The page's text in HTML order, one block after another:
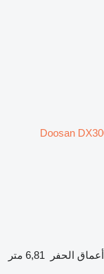
أعماق الحفر
6,81 متر